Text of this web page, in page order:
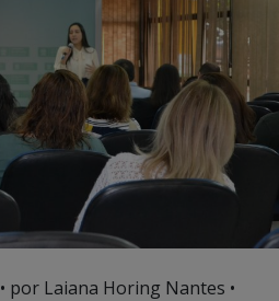
• por Laiana Horing Nantes •